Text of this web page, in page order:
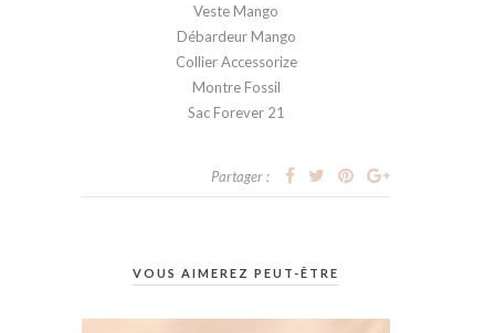
Veste Mango
Débardeur Mango
Collier Accessorize
Montre Fossil
Sac Forever 21
Partager :
VOUS AIMEREZ PEUT-ÊTRE